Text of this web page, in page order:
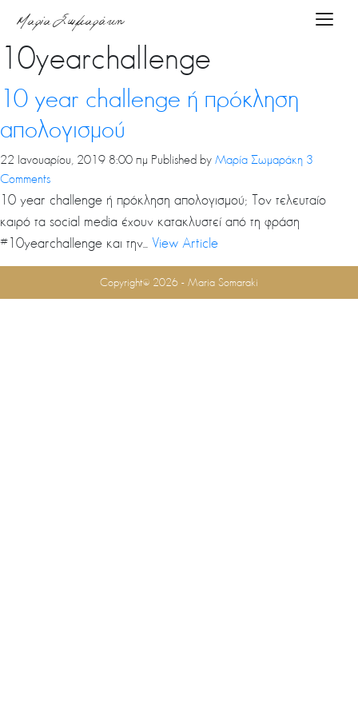
Μαρία Σωμαράκη
Αρχική
About
Υπηρεσίες
Podcasts
Tag Archive:
10yearchallenge
10 year challenge ή πρόκληση
απολογισμού
22 Ιανουαρίου, 2019 8:00 πμ Published by Μαρία Σωμαράκη 3
Comments
10 year challenge ή πρόκληση απολογισμού; Τον τελευταίο
καιρό τα social media έχουν κατακλυστεί από τη φράση
#10yearchallenge και την... View Article
Copyright© 2026 - Maria Somaraki